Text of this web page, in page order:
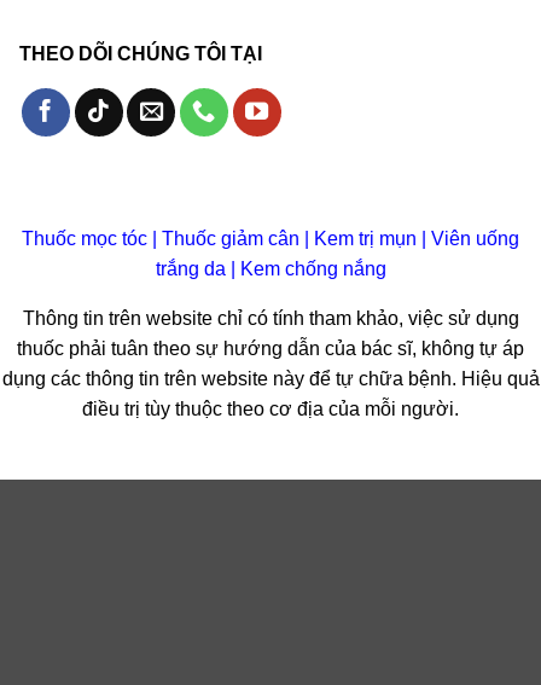
THEO DÕI CHÚNG TÔI TẠI
Thuốc mọc tóc Thuốc giảm cân Kem trị mụn
Viên uống
trắng da
Kem chống nắng
Thông tin trên website chỉ có tính tham khảo, việc sử dụng
thuốc phải tuân theo sự hướng dẫn của bác sĩ, không tự áp
dụng các thông tin trên website này để tự chữa bệnh. Hiệu quả
điều trị tùy thuộc theo cơ địa của mỗi người.